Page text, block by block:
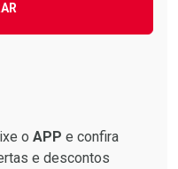
o APP e confira
e descontos